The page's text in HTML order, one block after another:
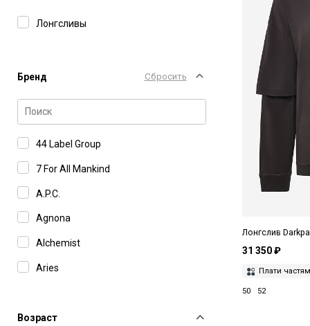
Лонгсливы
Бренд Сбросить
44 Label Group
7 For All Mankind
A.P.C.
Agnona
Alchemist
Aries
Barena Venezia
Возраст
Лонгслив
31 350 ₽
Плати
50 52